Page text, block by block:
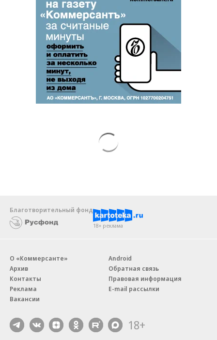
Благотворительный фонд
18+ реклама
О «Коммерсанте»
Архив
Контакты
Реклама
Вакансии
Android
Обратная связь
Правовая информация
E-mail рассылки
18+